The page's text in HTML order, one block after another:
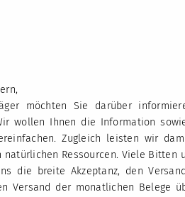
möchten Sie darüber
wollen Ihnen die Information
Zugleich leisten wir
natürlichen Ressourcen. Viele
die breite Akzeptanz, den
Versand der monatlichen Belege